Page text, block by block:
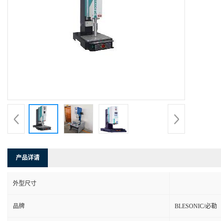
产品详请
外型尺寸
品牌 BLESONIC/必勒